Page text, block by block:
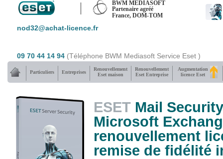
BWM MEDIASOFT
Partenaire agréé
France, DOM-TOM
nod32@achat-licence.fr
09 70 44 14 94 (Téléphone BWM Mediasoft Service Eset )
Particuliers Entreprises
Renouvellement
Eset maison
Renouvellement
Eset Entreprise
Augmentation
licence Eset
ESET Mail
Microsoft
renouvellement
remise de fidélité